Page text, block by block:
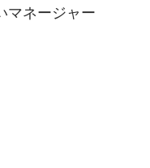
マネージャー